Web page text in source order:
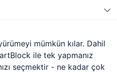
mümkün kılar. Dahil
ile tek yapmanız
seçmektir - ne kadar çok